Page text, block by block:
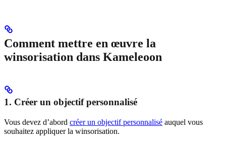
Comment mettre en œuvre la
winsorisation dans Kameleoon
1. Créer un objectif personnalisé
Vous devez d’abord créer un objectif personnalisé auquel vous
souhaitez appliquer la winsorisation.